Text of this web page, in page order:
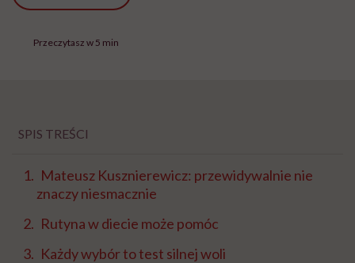
Przeczytasz w 5 min
SPIS TREŚCI
Mateusz Kusznierewicz: przewidywalnie nie
znaczy niesmacznie
Rutyna w diecie może pomóc
Każdy wybór to test silnej woli